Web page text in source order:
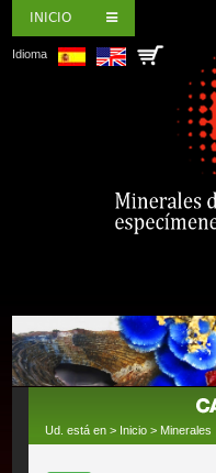
INICIO
Idioma
Ud. está en > Inicio > Minerales